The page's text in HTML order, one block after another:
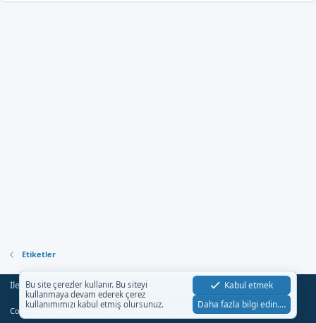
Etiketler
İletişim Şartlar Gizlilik Yardım
R
S
S
Community platform by XenForo® © 2010-2023 XenForo Ltd.
Bu site çerezler kullanır. Bu siteyi
kullanmaya devam ederek çerez
kullanımımızı kabul etmiş olursunuz.
Kabul etmek
Daha fazla bilgi edin.…